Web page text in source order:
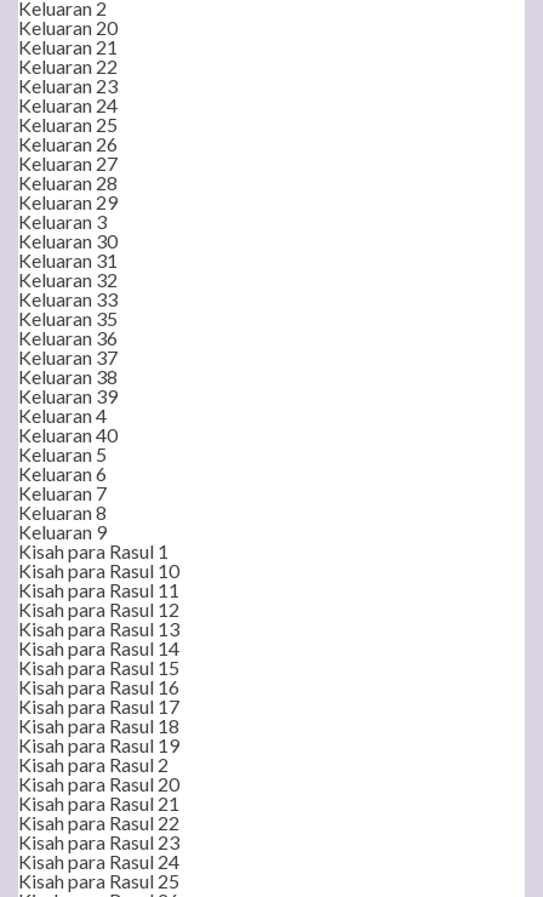
Keluaran 2
Keluaran 20
Keluaran 21
Keluaran 22
Keluaran 23
Keluaran 24
Keluaran 25
Keluaran 26
Keluaran 27
Keluaran 28
Keluaran 29
Keluaran 3
Keluaran 30
Keluaran 31
Keluaran 32
Keluaran 33
Keluaran 35
Keluaran 36
Keluaran 37
Keluaran 38
Keluaran 39
Keluaran 4
Keluaran 40
Keluaran 5
Keluaran 6
Keluaran 7
Keluaran 8
Keluaran 9
Kisah para Rasul 1
Kisah para Rasul 10
Kisah para Rasul 11
Kisah para Rasul 12
Kisah para Rasul 13
Kisah para Rasul 14
Kisah para Rasul 15
Kisah para Rasul 16
Kisah para Rasul 17
Kisah para Rasul 18
Kisah para Rasul 19
Kisah para Rasul 2
Kisah para Rasul 20
Kisah para Rasul 21
Kisah para Rasul 22
Kisah para Rasul 23
Kisah para Rasul 24
Kisah para Rasul 25